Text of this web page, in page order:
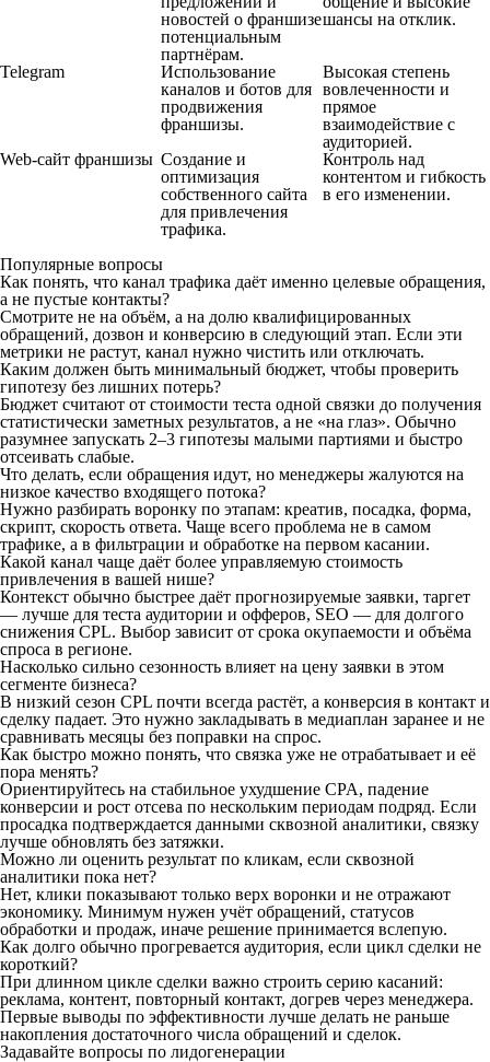
новостей о франшизе
потенциальным
партнёрам.
шансы на отклик.
Telegram
Использование
каналов и ботов для
продвижения
франшизы.
Высокая степень
вовлеченности и
прямое
взаимодействие с
аудиторией.
Web-сайт франшизы Создание и
оптимизация
собственного сайта
для привлечения
трафика.
Контроль над
контентом и гибкость
в его изменении.
Популярные вопросы
Как понять, что канал трафика даёт именно целевые обращения,
а не пустые контакты?
Смотрите не на объём, а на долю квалифицированных
обращений, дозвон и конверсию в следующий этап. Если эти
метрики не растут, канал нужно чистить или отключать.
Каким должен быть минимальный бюджет, чтобы проверить
гипотезу без лишних потерь?
Бюджет считают от стоимости теста одной связки до получения
статистически заметных результатов, а не «на глаз». Обычно
разумнее запускать 2–3 гипотезы малыми партиями и быстро
отсеивать слабые.
Что делать, если обращения идут, но менеджеры жалуются на
низкое качество входящего потока?
Нужно разбирать воронку по этапам: креатив, посадка, форма,
скрипт, скорость ответа. Чаще всего проблема не в самом
трафике, а в фильтрации и обработке на первом касании.
Какой канал чаще даёт более управляемую стоимость
привлечения в вашей нише?
Контекст обычно быстрее даёт прогнозируемые заявки, таргет
— лучше для теста аудитории и офферов, SEO — для долгого
снижения CPL. Выбор зависит от срока окупаемости и объёма
спроса в регионе.
Насколько сильно сезонность влияет на цену заявки в этом
сегменте бизнеса?
В низкий сезон CPL почти всегда растёт, а конверсия в контакт и
сделку падает. Это нужно закладывать в медиаплан заранее и не
сравнивать месяцы без поправки на спрос.
Как быстро можно понять, что связка уже не отрабатывает и её
пора менять?
Ориентируйтесь на стабильное ухудшение CPA, падение
конверсии и рост отсева по нескольким периодам подряд. Если
просадка подтверждается данными сквозной аналитики, связку
лучше обновлять без затяжки.
Можно ли оценить результат по кликам, если сквозной
аналитики пока нет?
Нет, клики показывают только верх воронки и не отражают
экономику. Минимум нужен учёт обращений, статусов
обработки и продаж, иначе решение принимается вслепую.
Как долго обычно прогревается аудитория, если цикл сделки не
короткий?
При длинном цикле сделки важно строить серию касаний:
реклама, контент, повторный контакт, догрев через менеджера.
Первые выводы по эффективности лучше делать не раньше
накопления достаточного числа обращений и сделок.
Задавайте вопросы по лидогенерации